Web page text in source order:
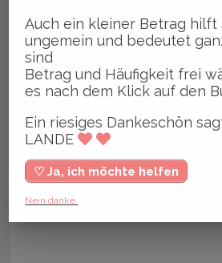
Auch ein kleiner Betrag hilft
ungemein und bedeutet
sind
Betrag und Häufigkeit frei
es nach dem Klick auf den
Ein riesiges Dankeschön
LANDE
♡ Ja, ich möchte helfen
Nein danke.